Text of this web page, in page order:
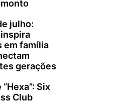
julho:
em família
gerações
Six
Club